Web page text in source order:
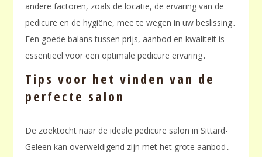
andere factoren, zoals de locatie, de ervaring van de
pedicure en de hygiëne, mee te wegen in uw beslissing․
Een goede balans tussen prijs, aanbod en kwaliteit is
essentieel voor een optimale pedicure ervaring․
Tips voor het vinden van de
perfecte salon
De zoektocht naar de ideale pedicure salon in Sittard-
Geleen kan overweldigend zijn met het grote aanbod․